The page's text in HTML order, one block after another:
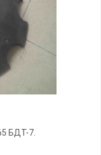
БДТ-7.